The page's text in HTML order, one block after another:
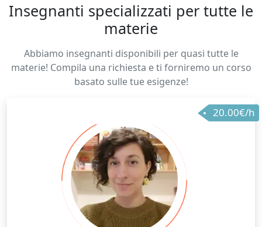
Insegnanti specializzati per tutte le
materie
Abbiamo insegnanti disponibili per quasi tutte le
materie! Compila una richiesta e ti forniremo un corso
basato sulle tue esigenze!
20.00€/h